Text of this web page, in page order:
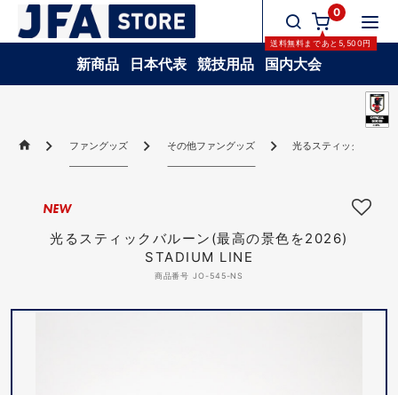
0
送料無料まであと 5,500円
新商品 日本代表 競技用品 国内大会
ファングッズ その他ファングッズ 光るスティックバルー
光るスティックバルーン(最高の景色を2026)
STADIUM LINE
商品番号 JO-545-NS
NEW